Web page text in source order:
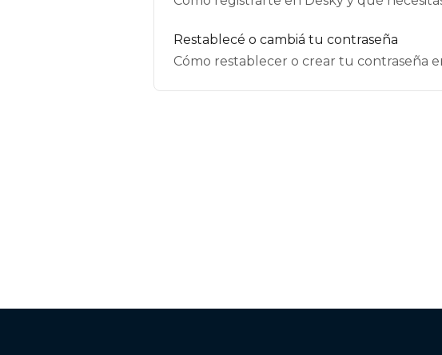
Restablecé o cambiá tu contraseña
Cómo restablecer o crear tu contraseña